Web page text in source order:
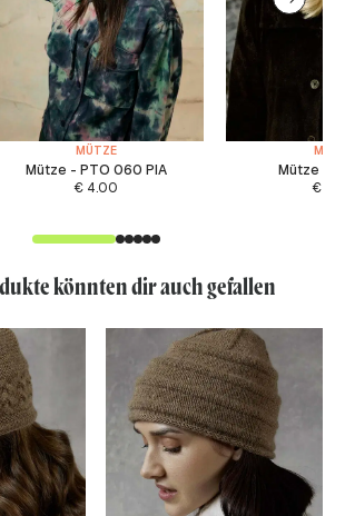
MÜTZE
Mütze - PTO 060 PIA
€ 4.00
Mütze -
€
könnten dir auch gefallen